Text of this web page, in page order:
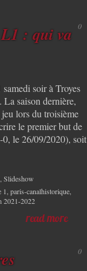
0
: qui va
soir à Troyes
La saison dernière,
lors du troisième
le premier but de
0, le 26/09/2020), soit
Slideshow
1 paris-canalhistorique
2021-2022
read more
0